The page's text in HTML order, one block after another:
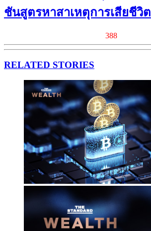
ชันสูตรหาสาเหตุการเสียชีวิต
388
RELATED STORIES